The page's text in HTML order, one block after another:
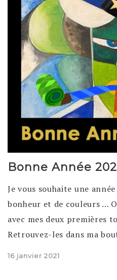
Bonne Année
Je vous souhaite une
bonheur et de couleurs …
avec mes deux premières
Retrouvez-les dans ma
Posted
16 janvier 2021